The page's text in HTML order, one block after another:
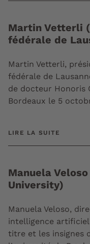
Martin Vetterli
fédérale de
Martin Vetterli,
fédérale de
de docteur Honoris
Bordeaux le 5
LIRE LA SUITE
Manuela
University)
Manuela Veloso,
intelligence
titre et les insignes